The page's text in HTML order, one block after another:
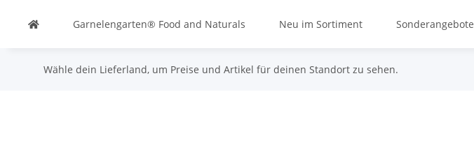
Garnelengarten® Food and Naturals Neu im Sortiment Sonderangebote
Wähle dein Lieferland, um Preise und Artikel für deinen Standort zu sehen.